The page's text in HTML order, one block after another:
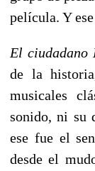
película. Y
El ciudadano
de la
musicales
sonido, ni su
ese fue el
desde el